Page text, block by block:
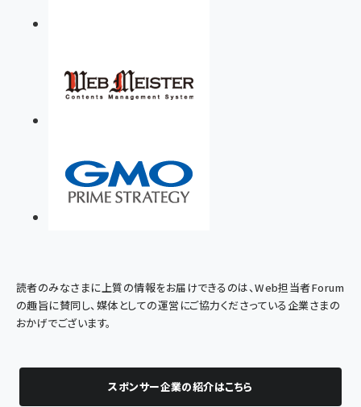
読者のみなさまに上質の情報をお届けできるのは、Web担当者Forum
の趣旨に賛同し、媒体としての運営にご協力くださっている企業さまの
おかげでございます。
スポンサー企業の紹介はこちら